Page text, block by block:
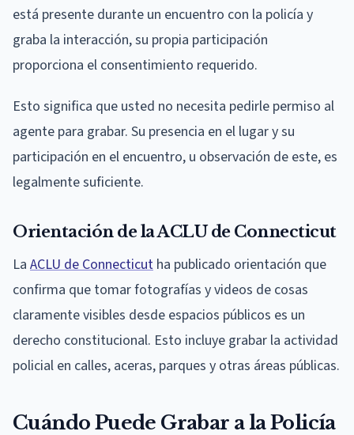
está presente durante un encuentro con la policía y
graba la interacción, su propia participación
proporciona el consentimiento requerido.
Esto significa que usted no necesita pedirle permiso al
agente para grabar. Su presencia en el lugar y su
participación en el encuentro, u observación de este, es
legalmente suficiente.
Orientación de la ACLU de Connecticut
La ACLU de Connecticut ha publicado orientación que
confirma que tomar fotografías y videos de cosas
claramente visibles desde espacios públicos es un
derecho constitucional. Esto incluye grabar la actividad
policial en calles, aceras, parques y otras áreas públicas.
Cuándo Puede Grabar a la Policía